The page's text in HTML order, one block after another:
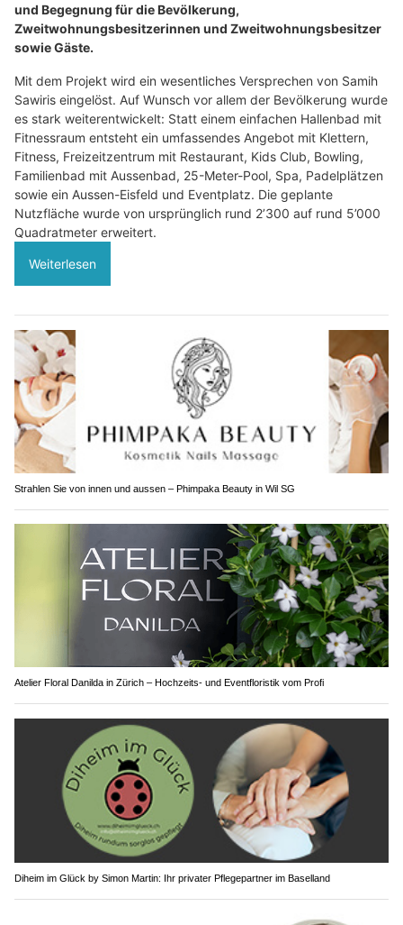
und Begegnung für die Bevölkerung,
Zweitwohnungsbesitzerinnen und Zweitwohnungsbesitzer
sowie Gäste.
Mit dem Projekt wird ein wesentliches Versprechen von Samih
Sawiris eingelöst. Auf Wunsch vor allem der Bevölkerung wurde
es stark weiterentwickelt: Statt einem einfachen Hallenbad mit
Fitnessraum entsteht ein umfassendes Angebot mit Klettern,
Fitness, Freizeitzentrum mit Restaurant, Kids Club, Bowling,
Familienbad mit Aussenbad, 25-Meter-Pool, Spa, Padelplätzen
sowie ein Aussen-Eisfeld und Eventplatz. Die geplante
Nutzfläche wurde von ursprünglich rund 2’300 auf rund 5’000
Quadratmeter erweitert.
Weiterlesen
Strahlen Sie von innen und aussen – Phimpaka Beauty in Wil SG
Atelier Floral Danilda in Zürich – Hochzeits- und Eventfloristik vom Profi
Diheim im Glück by Simon Martin: Ihr privater Pflegepartner im Baselland